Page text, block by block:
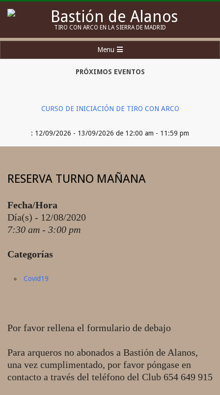
Bastión
de
Alanos
TIRO CON ARCO EN LA SIERRA DE MADRID
Navigation
Menu
PRÓXIMOS EVENTOS
CURSO DE INICIACIÓN DE TIRO CON ARCO
: 12/09/2026 - 13/09/2026 de 12:00 am - 11:59 pm
RESERVA TURNO MAÑANA
Fecha/Hora
Día(s) - 12/08/2020
7:30 am - 3:00 pm
Categorías
Covid19
Por favor rellena el formulario de debajo
Para arqueros no abonados a Bastión de Alanos,
una vez cumplimentado, por favor póngase en
contacto a través del teléfono del Club 654 649 915